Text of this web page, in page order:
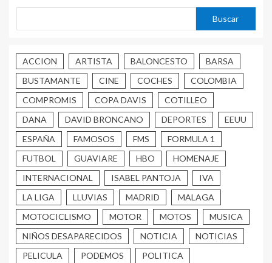
Buscar
ACCION ARTISTA BALONCESTO
BARSA
BUSTAMANTE
CINE COCHES
COLOMBIA
COMPROMIS
COPA DAVIS
COTILLEO
DANA
DAVID BRONCANO DEPORTES
EEUU
ESPAÑA
FAMOSOS FMS
FORMULA 1
FUTBOL
GUAVIARE HBO
HOMENAJE
INTERNACIONAL
ISABEL PANTOJA
IVA
LA LIGA
LLUVIAS MADRID
MALAGA
MOTOCICLISMO
MOTOR MOTOS
MUSICA
NIÑOS DESAPARECIDOS
NOTICIA
NOTICIAS
PELICULA
PODEMOS
POLITICA